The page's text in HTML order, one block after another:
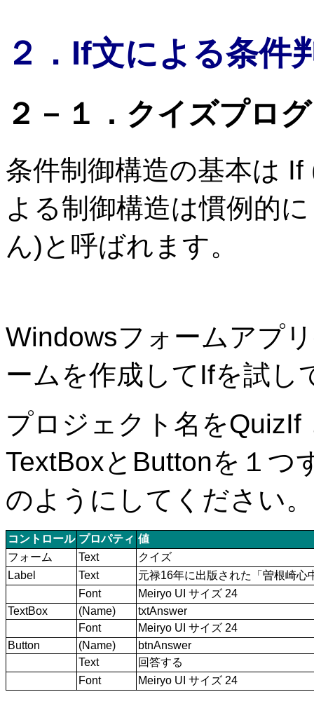
２．If文による条件
２－１．クイズプロ
条件制御構造の基本は
よる制御構造は慣例的
ん)と呼ばれます。
Windowsフォームアプ
ームを作成してIfを試し
プロジェクト名を
TextBoxとButtonを１つ
のようにしてください。
コントロール プロパティ 値
フォーム
Text
クイズ
Label
Text
元禄16年に出版された「曽根崎心
Font
Meiryo UI サイズ 24
TextBox
(Name)
txtAnswer
Font
Meiryo UI サイズ 24
Button
(Name)
btnAnswer
Text
回答する
Font
Meiryo UI サイズ 24